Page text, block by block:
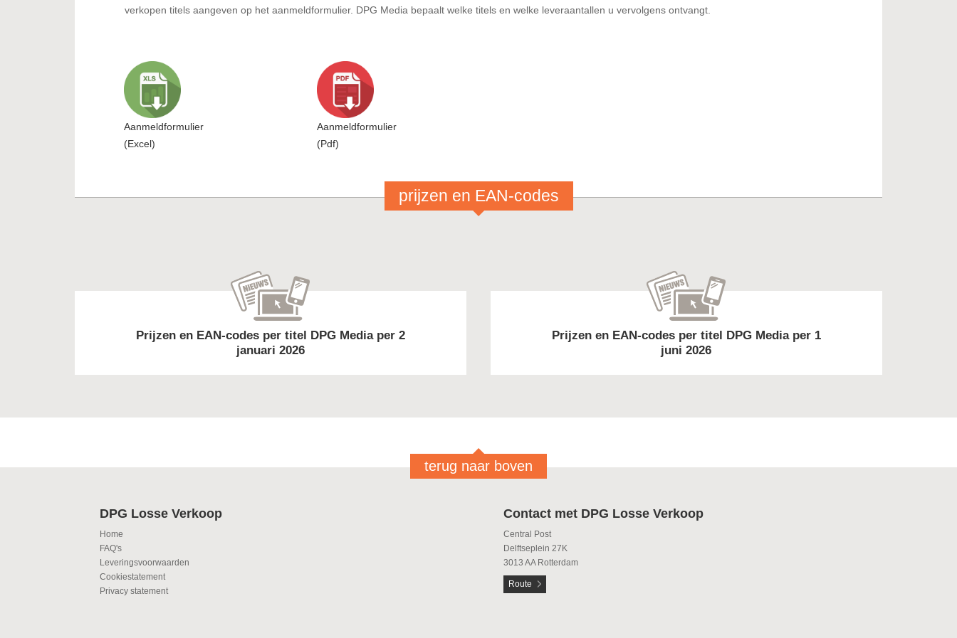
verkopen titels aangeven op het aanmeldformulier. DPG Media bepaalt welke titels en welke leveraantallen u vervolgens ontvangt.
Aanmeldformulier
(Excel)
Aanmeldformulier
(Pdf)
prijzen en EAN-codes
Prijzen en EAN-codes per titel DPG Media per 2
januari 2026
Prijzen en EAN-codes per titel DPG Media per 1
juni 2026
terug naar boven
DPG Losse Verkoop
Home
FAQ's
Leveringsvoorwaarden
Cookiestatement
Privacy statement
Contact met DPG Losse Verkoop
Central Post
Delftseplein 27K
3013 AA Rotterdam
Route